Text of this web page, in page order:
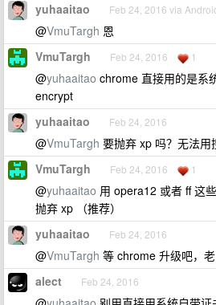
yuhaaitao Feb 24, 2016 via
@VmuTargh 恩
VmuTargh Feb 24, 2016 1
@yuhaaitao chrome 直接用的是系
encrypt
yuhaaitao Feb 24, 2016
@VmuTargh 要抛弃 xp 吗？无法用
VmuTargh Feb 24, 2016 1
@yuhaaitao 用 opera12 或者 ff 这
抛弃 xp （推荐）
yuhaaitao Feb 24, 2016
@VmuTargh 等 chrome 升级吧，老
alect Feb 24, 2016